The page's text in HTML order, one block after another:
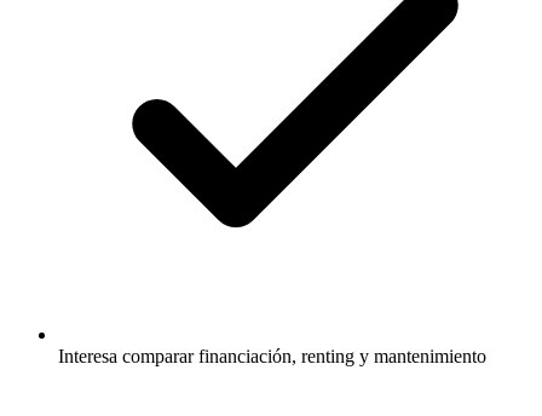
Interesa comparar financiación, renting y mantenimiento